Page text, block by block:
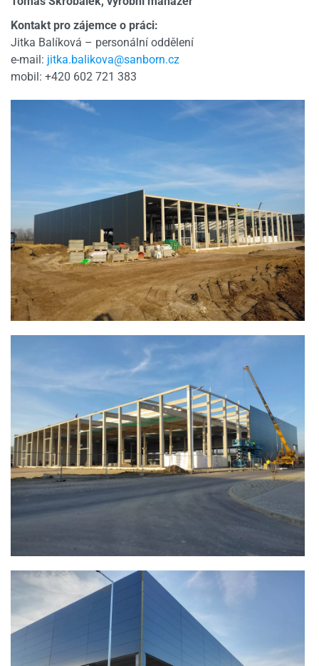
Kontakt pro zájemce o práci:
Jitka Balíková – personální oddělení
e-mail: jitka.balikova@sanborn.cz
mobil: +420 602 721 383